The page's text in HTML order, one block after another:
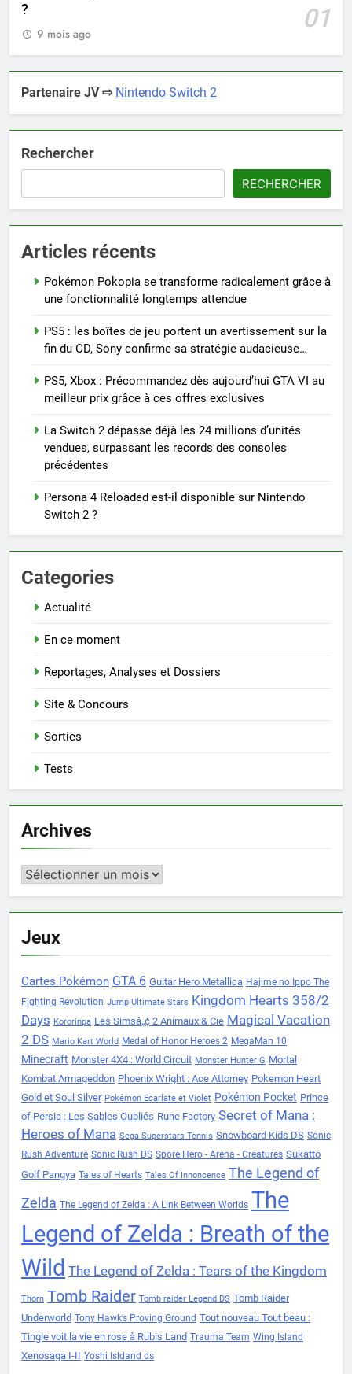
?
01
9 mois ago
Partenaire JV ⇨ Nintendo Switch 2
Rechercher
RECHERCHER
Articles récents
Pokémon Pokopia se transforme radicalement grâce à
une fonctionnalité longtemps attendue
PS5 : les boîtes de jeu portent un avertissement sur la
fin du CD, Sony confirme sa stratégie audacieuse…
PS5, Xbox : Précommandez dès aujourd’hui GTA VI au
meilleur prix grâce à ces offres exclusives
La Switch 2 dépasse déjà les 24 millions d’unités
vendues, surpassant les records des consoles
précédentes
Persona 4 Reloaded est-il disponible sur Nintendo
Switch 2 ?
Categories
Actualité
En ce moment
Reportages, Analyses et Dossiers
Site & Concours
Sorties
Tests
Archives
Archives
Jeux
Cartes Pokémon GTA 6 Guitar Hero Metallica Hajime no Ippo The
Fighting Revolution Jump Ultimate Stars Kingdom Hearts 358/2
Days Kororinpa Les Simsâ„¢ 2 Animaux & Cie Magical Vacation
2 DS Mario Kart World Medal of Honor Heroes 2 MegaMan 10
Minecraft Monster 4X4 : World Circuit Monster Hunter G Mortal
Kombat Armageddon Phoenix Wright : Ace Attorney Pokemon Heart
Gold et Soul Silver Pokémon Ecarlate et Violet Pokémon Pocket Prince
of Persia : Les Sables Oubliés Rune Factory Secret of Mana :
Heroes of Mana Sega Superstars Tennis Snowboard Kids DS Sonic
Rush Adventure Sonic Rush DS Spore Hero - Arena - Creatures Sukatto
Golf Pangya Tales of Hearts Tales Of Innoncence The Legend of
Zelda The Legend of Zelda : A Link Between Worlds The
Legend of Zelda : Breath of the
Wild The Legend of Zelda : Tears of the Kingdom
Thorn Tomb Raider Tomb raider Legend DS Tomb Raider
Underworld Tony Hawk’s Proving Ground Tout nouveau Tout beau :
Tingle voit la vie en rose à Rubis Land Trauma Team Wing Island
Xenosaga I-II Yoshi Isldand ds